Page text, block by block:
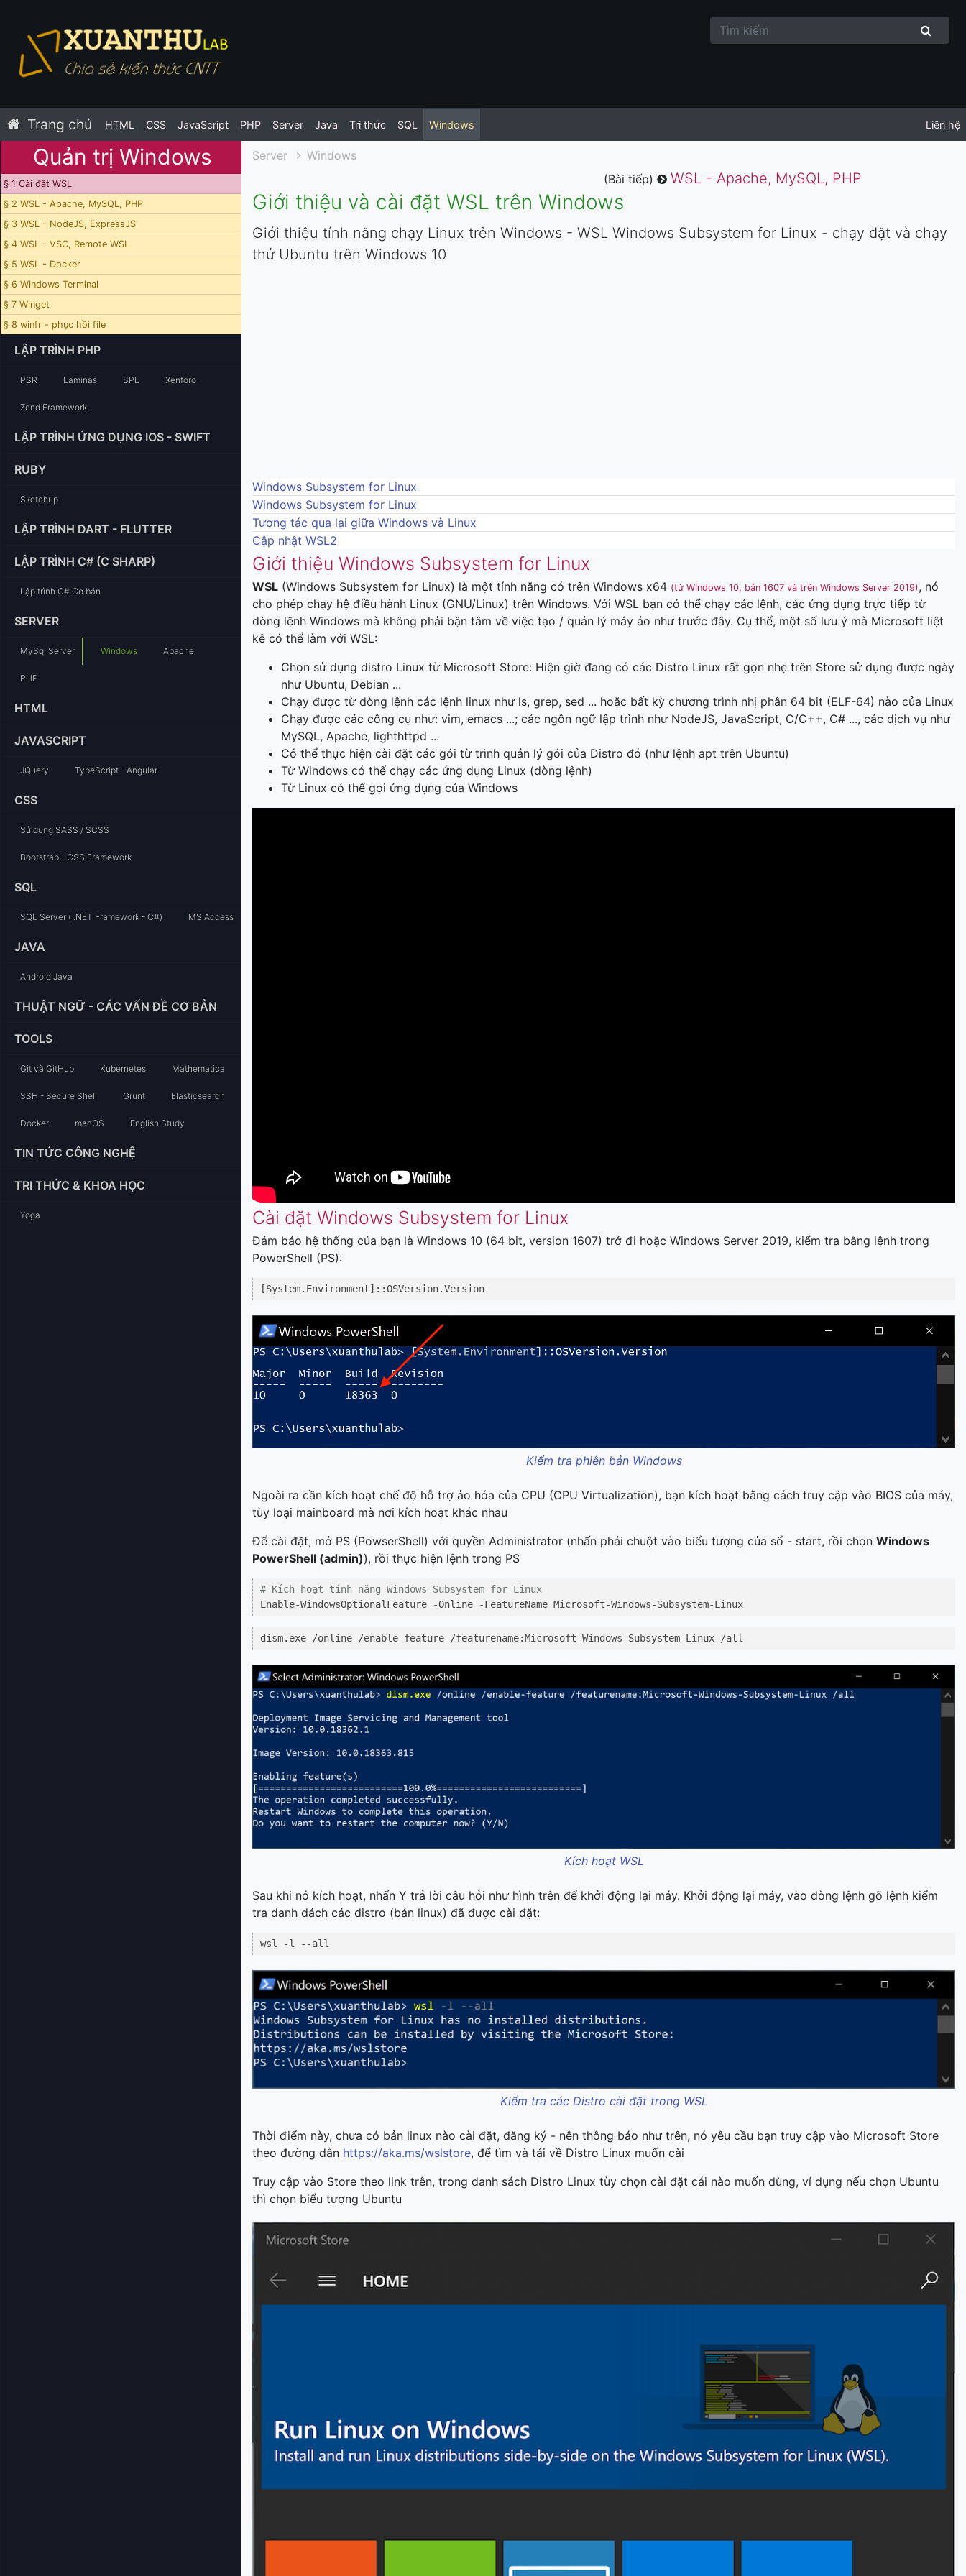
Trang chủ HTML CSS JavaScript PHP Server Java Tri thức SQL Windows Liên hệ
Quản trị Windows
§ 1 Cài đặt WSL
§ 2 WSL - Apache, MySQL, PHP
§ 3 WSL - NodeJS, ExpressJS
§ 4 WSL - VSC, Remote WSL
§ 5 WSL - Docker
§ 6 Windows Terminal
§ 7 Winget
§ 8 winfr - phục hồi file
LẬP TRÌNH PHP
PSR Laminas SPL Xenforo
Zend Framework
LẬP TRÌNH ỨNG DỤNG IOS - SWIFT
RUBY
Sketchup
LẬP TRÌNH DART - FLUTTER
LẬP TRÌNH C# (C SHARP)
Lập trình C# Cơ bản
SERVER
MySql Server Windows Apache
PHP
HTML
JAVASCRIPT
JQuery TypeScript - Angular
CSS
Sử dụng SASS / SCSS
Bootstrap - CSS Framework
SQL
SQL Server ( .NET Framework - C#) MS Access
JAVA
Android Java
THUẬT NGỮ - CÁC VẤN ĐỀ CƠ BẢN
TOOLS
Git và GitHub Kubernetes Mathematica
SSH - Secure Shell Grunt Elasticsearch
Docker macOS English Study
TIN TỨC CÔNG NGHỆ
TRI THỨC & KHOA HỌC
Yoga
Server
Windows
(Bài tiếp)
WSL - Apache, MySQL, PHP
Giới thiệu và cài đặt WSL trên Windows
Giới thiệu tính năng chạy Linux trên Windows - WSL Windows Subsystem for Linux - chạy đặt và chạy
thử Ubuntu trên Windows 10
Windows Subsystem for Linux
Windows Subsystem for Linux
Tương tác qua lại giữa Windows và Linux
Cập nhật WSL2
Giới thiệu Windows Subsystem for Linux
WSL (Windows Subsystem for Linux) là một tính năng có trên Windows x64 (từ Windows 10, bản 1607 và trên Windows Server 2019), nó
cho phép chạy hệ điều hành Linux (GNU/Linux) trên Windows. Với WSL bạn có thể chạy các lệnh, các ứng dụng trực tiếp từ
dòng lệnh Windows mà không phải bận tâm về việc tạo / quản lý máy ảo như trước đây. Cụ thể, một số lưu ý mà Microsoft liệt
kê có thể làm với WSL:
Chọn sử dụng distro Linux từ Microsoft Store: Hiện giờ đang có các Distro Linux rất gọn nhẹ trên Store sử dụng được ngày
như Ubuntu, Debian ...
Chạy được từ dòng lệnh các lệnh linux như ls, grep, sed ... hoặc bất kỳ chương trình nhị phân 64 bit (ELF-64) nào của Linux
Chạy được các công cụ như: vim, emacs ...; các ngôn ngữ lập trình như NodeJS, JavaScript, C/C++, C# ..., các dịch vụ như
MySQL, Apache, lighthttpd ...
Có thể thực hiện cài đặt các gói từ trình quản lý gói của Distro đó (như lệnh apt trên Ubuntu)
Từ Windows có thể chạy các ứng dụng Linux (dòng lệnh)
Từ Linux có thể gọi ứng dụng của Windows
Cài đặt Windows Subsystem for Linux
Đảm bảo hệ thống của bạn là Windows 10 (64 bit, version 1607) trở đi hoặc Windows Server 2019, kiểm tra bằng lệnh trong
PowerShell (PS):
[System.Environment]::OSVersion.Version
Kiểm tra phiên bản Windows
Ngoài ra cần kích hoạt chế độ hỗ trợ ảo hóa của CPU (CPU Virtualization), bạn kích hoạt bằng cách truy cập vào BIOS của máy,
tùy loại mainboard mà nơi kích hoạt khác nhau
Để cài đặt, mở PS (PowserShell) với quyền Administrator (nhấn phải chuột vào biểu tượng của sổ - start, rồi chọn Windows
PowerShell (admin)), rồi thực hiện lệnh trong PS
# Kích hoạt tính năng Windows Subsystem for Linux
Enable-WindowsOptionalFeature -Online -FeatureName Microsoft-Windows-Subsystem-Linux
dism.exe /online /enable-feature /featurename:Microsoft-Windows-Subsystem-Linux /all
Kích hoạt WSL
Sau khi nó kích hoạt, nhấn Y trả lời câu hỏi như hình trên để khởi động lại máy. Khởi động lại máy, vào dòng lệnh gõ lệnh kiểm
tra danh dách các distro (bản linux) đã được cài đặt:
wsl -l --all
Kiểm tra các Distro cài đặt trong WSL
Thời điểm này, chưa có bản linux nào cài đặt, đăng ký - nên thông báo như trên, nó yêu cầu bạn truy cập vào Microsoft Store
theo đường dẫn https://aka.ms/wslstore, để tìm và tải về Distro Linux muốn cài
Truy cập vào Store theo link trên, trong danh sách Distro Linux tùy chọn cài đặt cái nào muốn dùng, ví dụng nếu chọn Ubuntu
thì chọn biểu tượng Ubuntu